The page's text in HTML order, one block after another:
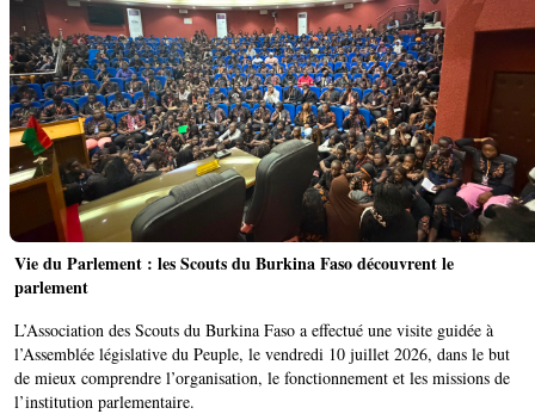
Vie du Parlement : les Scouts du Burkina Faso découvrent le
parlement
L’Association des Scouts du Burkina Faso a effectué une visite guidée à
l’Assemblée législative du Peuple, le vendredi 10 juillet 2026, dans le but
de mieux comprendre l’organisation, le fonctionnement et les missions de
l’institution parlementaire.